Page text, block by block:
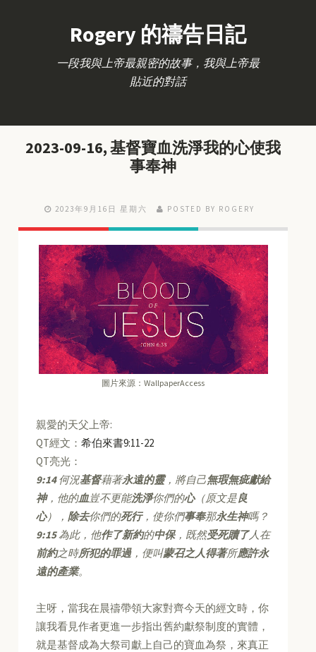
Rogery 的禱告日記
一段我與上帝最親密的故事，我與上帝最
貼近的對話
2023-09-16, 基督寶血洗淨我的心使我
事奉神
2023年9月16日 星期六 POSTED BY ROGERY
圖片來源：WallpaperAccess
親愛的天父上帝:
QT經文：希伯來書9:11-22
QT亮光：
9:14何況基督藉著永遠的靈，將自己無瑕無疵獻給
神，他的血豈不更能洗淨你們的心（原文是良
心）， 除去你們的死行，使你們事奉那永生神嗎？
9:15為此，他作了新約的中保，既然受死贖了人在
前約之時所犯的罪過，便叫蒙召之人得著所應許永
遠的產業。
主呀，當我在晨禱帶領大家對齊今天的經文時，你
讓我看見作者更進一步指出舊約獻祭制度的實體，
就是基督成為大祭司獻上自己的寶血為祭，來真正